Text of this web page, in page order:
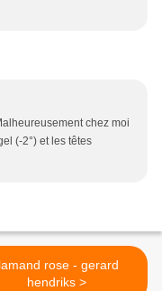
chez moi
(-2°) et les têtes
rose - gerard
hendriks >